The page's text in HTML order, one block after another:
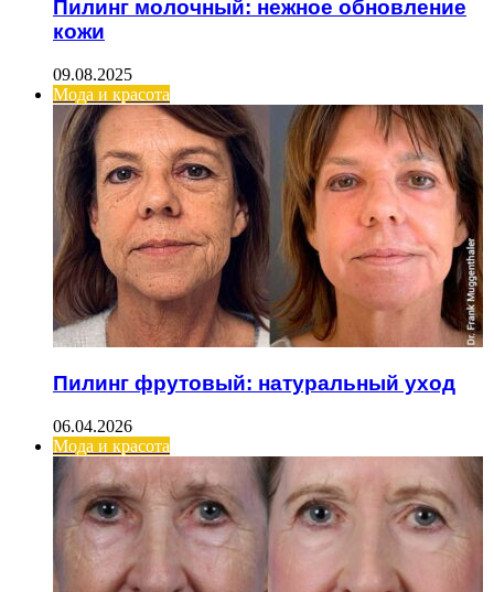
Пилинг молочный: нежное обновление
кожи
09.08.2025
Мода и красота
Пилинг фрутовый: натуральный уход
06.04.2026
Мода и красота